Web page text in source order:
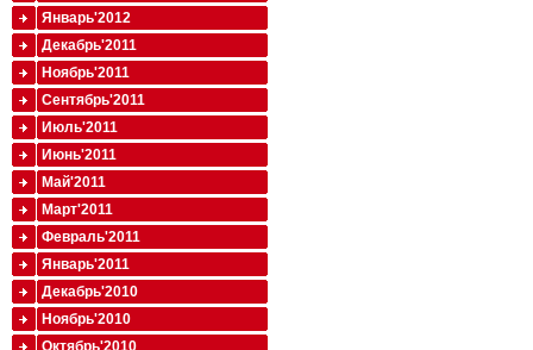
Январь'2012
Декабрь'2011
Ноябрь'2011
Сентябрь'2011
Июль'2011
Июнь'2011
Май'2011
Март'2011
Февраль'2011
Январь'2011
Декабрь'2010
Ноябрь'2010
Октябрь'2010